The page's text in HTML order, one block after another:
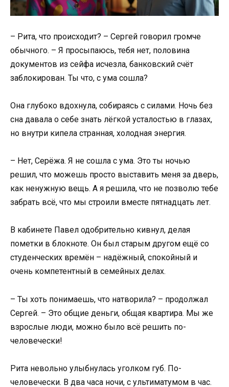
– Рита, что происходит? – Сергей говорил громче
обычного. – Я просыпаюсь, тебя нет, половина
документов из сейфа исчезла, банковский счёт
заблокирован. Ты что, с ума сошла?
Она глубоко вдохнула, собираясь с силами. Ночь без
сна давала о себе знать лёгкой усталостью в глазах,
но внутри кипела странная, холодная энергия.
– Нет, Серёжа. Я не сошла с ума. Это ты ночью
решил, что можешь просто выставить меня за дверь,
как ненужную вещь. А я решила, что не позволю тебе
забрать всё, что мы строили вместе пятнадцать лет.
В кабинете Павел одобрительно кивнул, делая
пометки в блокноте. Он был старым другом ещё со
студенческих времён – надёжный, спокойный и
очень компетентный в семейных делах.
– Ты хоть понимаешь, что натворила? – продолжал
Сергей. – Это общие деньги, общая квартира. Мы же
взрослые люди, можно было всё решить по-
человечески!
Рита невольно улыбнулась уголком губ. По-
человечески. В два часа ночи, с ультиматумом в час.